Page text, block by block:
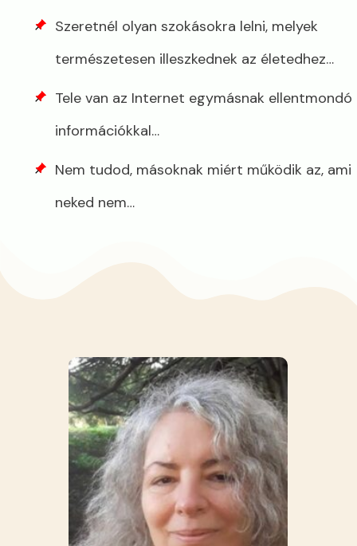
Szeretnél olyan szokásokra lelni, melyek
természetesen illeszkednek az életedhez…
Tele van az Internet egymásnak ellentmondó
információkkal…
Nem tudod, másoknak miért működik az, ami
neked nem…